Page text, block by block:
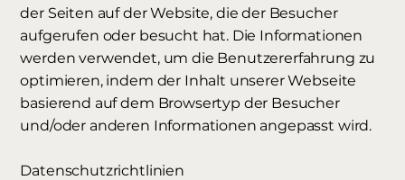
der Seiten auf der Website, die der Besucher
aufgerufen oder besucht hat. Die Informationen
werden verwendet, um die Benutzererfahrung zu
optimieren, indem der Inhalt unserer Webseite
basierend auf dem Browsertyp der Besucher
und/oder anderen Informationen angepasst wird.
Datenschutzrichtlinien